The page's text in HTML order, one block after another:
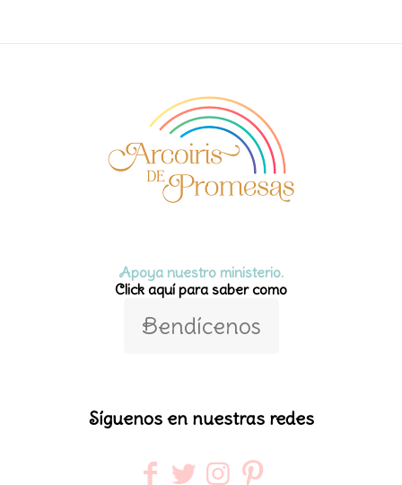
Apoya nuestro ministerio.
Click aquí para saber como
Bendícenos
Síguenos en nuestras redes